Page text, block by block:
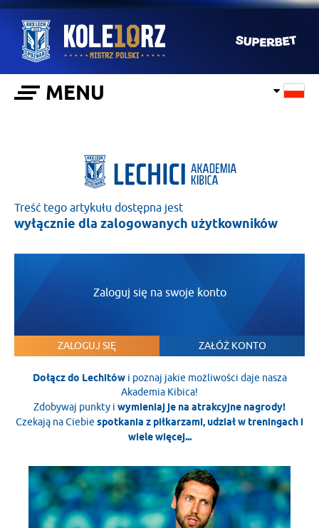
MENU
Treść tego artykułu dostępna jest
wyłącznie dla zalogowanych użytkowników
Zaloguj się na swoje konto
ZALOGUJ SIĘ ZAŁÓŻ KONTO
Dołącz do Lechitówi poznaj jakie możliwości daje nasza
Akademia Kibica!
Zdobywaj punkty i wymieniaj je na atrakcyjne nagrody!
Czekają na Ciebie spotkania z piłkarzami, udział w treningach i
wiele więcej...